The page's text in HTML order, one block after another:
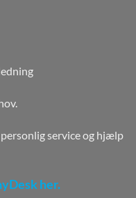
service og hjælp
her.